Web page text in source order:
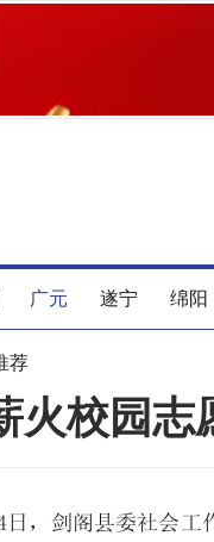
广元 遂宁 绵阳
荐
火校园
日，剑阁县委社会